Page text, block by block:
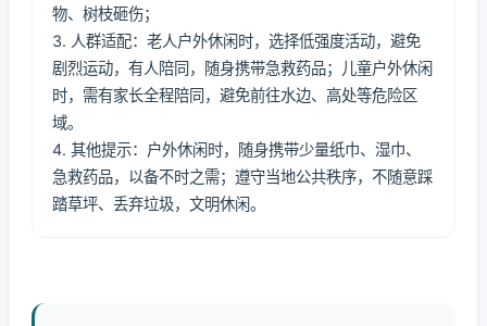
物、树枝砸伤；
3. 人群适配：老人户外休闲时，选择低强度活动，避免
剧烈运动，有人陪同，随身携带急救药品；儿童户外休闲
时，需有家长全程陪同，避免前往水边、高处等危险区
域。
4. 其他提示：户外休闲时，随身携带少量纸巾、湿巾、
急救药品，以备不时之需；遵守当地公共秩序，不随意踩
踏草坪、丢弃垃圾，文明休闲。